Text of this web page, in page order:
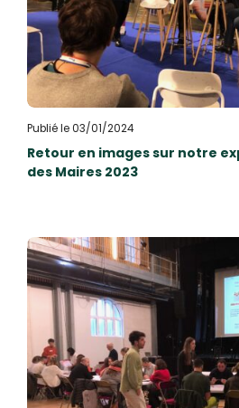
Publié le 03/01/2024
Retour en images sur notre
des Maires 2023